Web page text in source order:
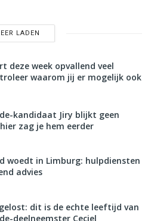
LADEN
deze week opvallend veel
waarom jij er mogelijk ook
kandidaat Jiry blijkt geen
zag je hem eerder
woedt in Limburg: hulpdiensten
advies
dit is de echte leeftijd van
deelneemster Ceciel